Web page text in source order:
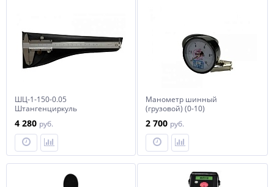
ШЦ-1-150-0.05
Штангенциркуль
4 280 руб.
Манометр шинный
(грузовой) (0-10)
2 700 руб.